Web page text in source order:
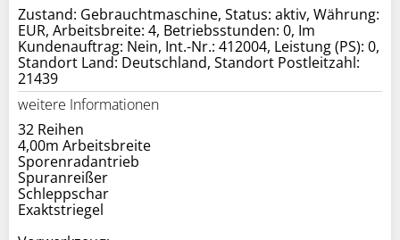
Zustand: Gebrauchtmaschine, Status: aktiv, Währung:
EUR, Arbeitsbreite: 4, Betriebsstunden: 0, Im
Kundenauftrag: Nein, Int.-Nr.: 412004, Leistung (PS): 0,
Standort Land: Deutschland, Standort Postleitzahl:
21439
weitere Informationen
32 Reihen
4,00m Arbeitsbreite
Sporenradantrieb
Spuranreißer
Schleppschar
Exaktstriegel